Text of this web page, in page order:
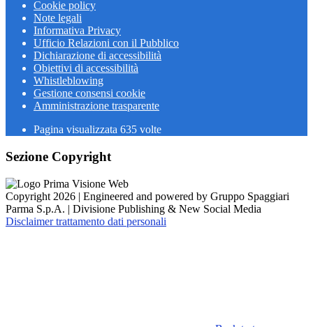
Cookie policy
Note legali
Informativa Privacy
Ufficio Relazioni con il Pubblico
Dichiarazione di accessibilità
Obiettivi di accessibilità
Whistleblowing
Gestione consensi cookie
Amministrazione trasparente
Pagina visualizzata 635 volte
Sezione Copyright
Copyright 2026 | Engineered and powered by Gruppo Spaggiari
Parma S.p.A. | Divisione Publishing & New Social Media
Disclaimer trattamento dati personali